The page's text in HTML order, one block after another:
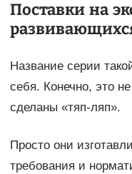
Поставки на
Название серии
себя. Конечно, это
сделаны «тяп-ляп».
Просто они
требования и